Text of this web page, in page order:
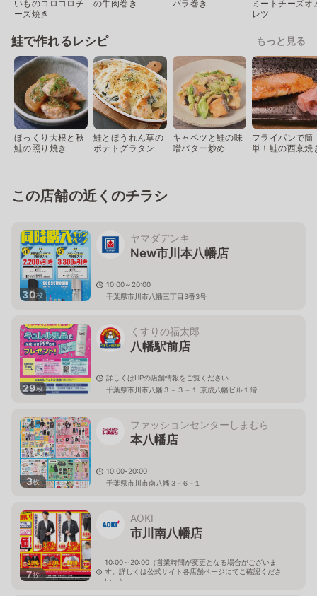
いものコロコロチ
ーズ焼き
の牛肉巻き
バラ巻き
ミートチーズオ
レツ
鮭で作れるレシピ もっと見る
ほっくり大根と秋
鮭の照り焼き
鮭とほうれん草の
ポテトグラタン
キャベツと鮭の味
噌バター炒め
フライパンで簡
単！鮭の西京焼
この店舗の近くのチラシ
30枚
ヤマダデンキ
New市川本八幡店
10:00～20:00
千葉県市川市八幡三丁目3番3号
29枚
くすりの福太郎
八幡駅前店
詳しくはHPの店舗情報をご覧ください
千葉県市川市八幡３－３－１ 京成八幡ビル１階
3枚
ファッションセンターしまむら
本八幡店
10:00-20:00
千葉県市川市南八幡３−６−１
7枚
AOKI
市川南八幡店
10:00～20:00（営業時間が変更となる場合がございま
す。詳しくは公式サイト各店舗ページにてご確認くださ
い。）